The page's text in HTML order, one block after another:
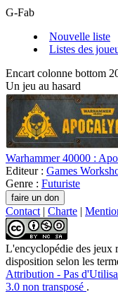
G-Fab
Nouvelle liste
Listes des
Encart colonne bottom
Un jeu au hasard
Warhammer 40000 :
Editeur : Games
Genre : Futuriste
Contact | Charte |
L'encyclopédie des jeux
disposition selon les
Attribution - Pas
3.0 non transposé .